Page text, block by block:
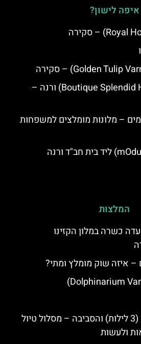
איפה לישון?
מלון ספלנדיד (Boutique Splendid Hotel) ורנה –
– מלונות מומלצים למשפחות
המלצות
כשרה במלון הקזינו
– איזה שוק מומלץ ומתי?
3 ימים מלאים בורנה (3 לילות) והסביבה – מסלול טיול
ולעשות